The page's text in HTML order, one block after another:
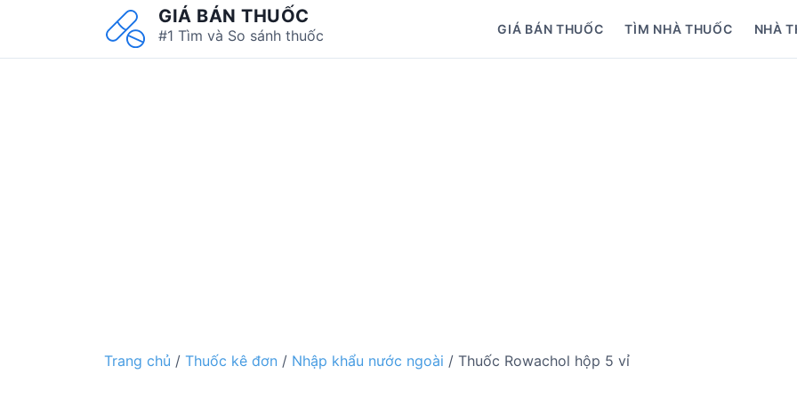
GIÁ BÁN THUỐC
#1 Tìm và So sánh thuốc GIÁ BÁN THUỐC TÌM NHÀ THUỐC NHÀ
Trang chủ / Thuốc kê đơn / Nhập khẩu nước ngoài / Thuốc Rowachol hộp 5 vỉ